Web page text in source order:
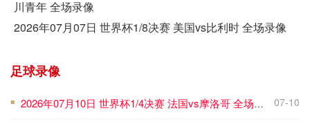
川青年 全场录像
2026年07月07日 世界杯1/8决赛 美国vs比利时 全场录像
足球录像
■ 2026年07月10日 世界杯1/4决赛 法国vs摩洛哥 全场录像 07-10